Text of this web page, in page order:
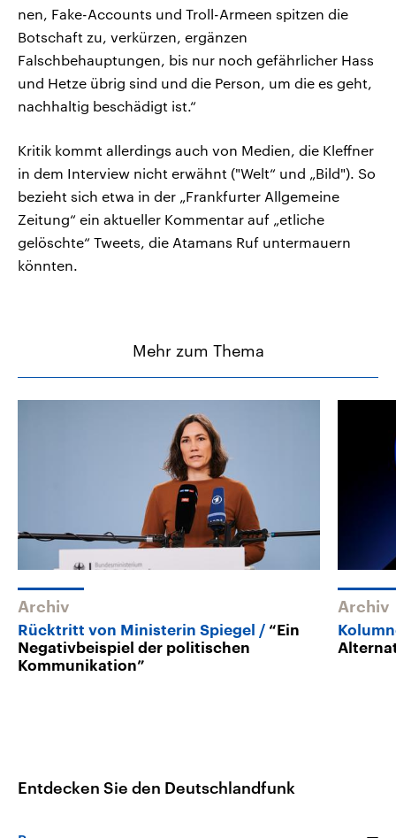
nen, Fake-Accounts und Troll-Armeen spitzen die
Botschaft zu, verkürzen, ergänzen
Falschbehauptungen, bis nur noch gefährlicher Hass
und Hetze übrig sind und die Person, um die es geht,
nachhaltig beschädigt ist.“
Kritik kommt allerdings auch von Medien, die Kleffner
in dem Interview nicht erwähnt ("Welt“ und „Bild"). So
bezieht sich etwa in der „Frankfurter Allgemeine
Zeitung“ ein aktueller Kommentar auf „etliche
gelöschte“ Tweets, die Atamans Ruf untermauern
könnten.
Mehr zum Thema
Archiv
Rücktritt von Ministerin Spiegel
“Ein
Negativbeispiel der politischen
Kommunikation”
Archiv
Entdecken Sie den Deutschlandfunk